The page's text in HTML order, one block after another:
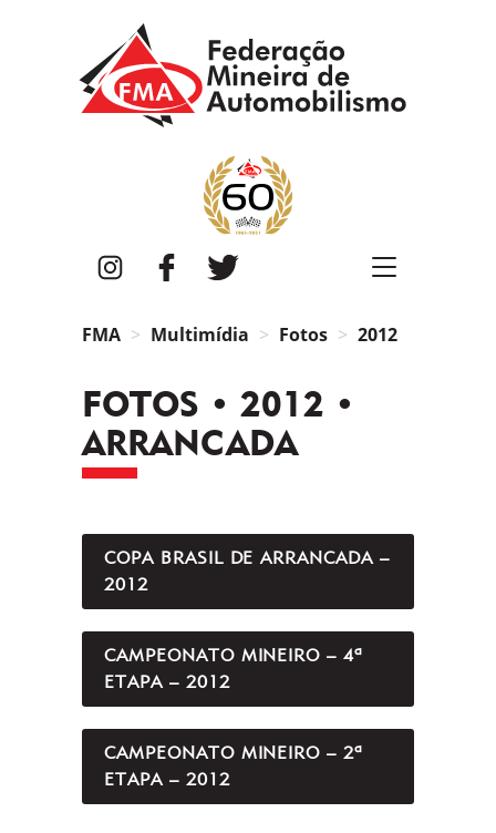
InstagramFacebook
FMA Multimídia Fotos 2012
FOTOS • 2012 •
ARRANCADA
COPA BRASIL DE ARRANCADA –
2012
CAMPEONATO MINEIRO – 4ª
ETAPA – 2012
CAMPEONATO MINEIRO – 2ª
ETAPA – 2012